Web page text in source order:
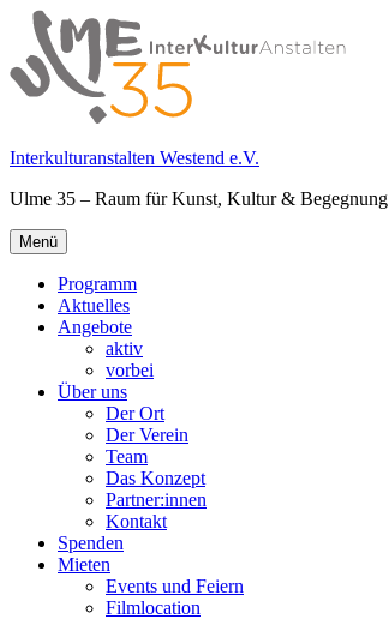
Springe
zum
Inhalt
Interkulturanstalten Westend e.V.
Ulme 35 – Raum für Kunst, Kultur & Begegnung
Primäres
Menü
Menü
Programm
Aktuelles
Angebote
aktiv
vorbei
Über uns
Der Ort
Der Verein
Team
Das Konzept
Partner:innen
Kontakt
Spenden
Mieten
Events und Feiern
Filmlocation